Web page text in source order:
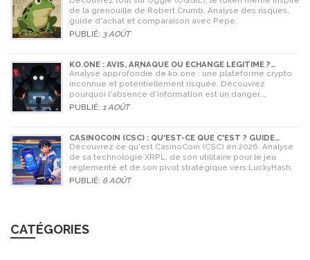
de la grenouille de Robert Crumb. Analyse des risques,
guide d'achat et comparaison avec Pepe.
PUBLIÉ: 3 AOÛT
KO.ONE : AVIS, ARNAQUE OU ÉCHANGE LÉGITIME ?
ANALYSE COMPLÈTE
Analyse approfondie de ko.one : une plateforme crypto
inconnue et potentiellement risquée. Découvrez
pourquoi l'absence d'information est un danger,
comparez avec Coinone et apprenez à vérifier la sécurité
PUBLIÉ: 1 AOÛT
CASINOCOIN (CSC) : QU'EST-CE QUE C'EST ? GUIDE
COMPLET, TOKENOMICS ET AVENIR EN 2026
Découvrez ce qu'est CasinoCoin (CSC) en 2026. Analyse
de sa technologie XRPL, de son utilitaire pour le jeu
réglementé et de son pivot stratégique vers LuckyHash.
PUBLIÉ: 6 AOÛT
CATÉGORIES